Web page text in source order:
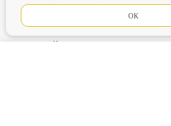
ЛИЧНЫЙ КАБИНЕТ
ОК